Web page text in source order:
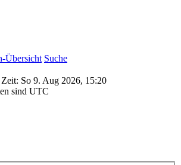
Übersicht Suche
So 9. Aug 2026, 15:20
sind UTC